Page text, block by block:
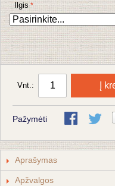
Ilgis
Vnt.: Į
Pažymėti
Aprašymas
Apžvalgos